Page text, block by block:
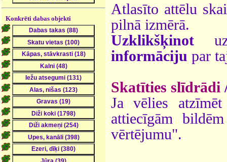
Konkrēti dabas objekti
Atlasīto attēlu
pilnā izmērā.
Uzklikšķinot
informāciju par
Skatīties slīdrādi
Ja vēlies
attiecīgām
vērtējumu".